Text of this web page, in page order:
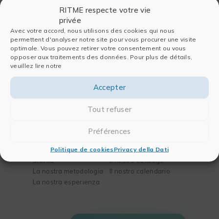
RITME respecte votre vie
privée
Avec votre accord, nous utilisons des cookies qui nous
permettent d'analyser notre site pour vous procurer une visite
optimale. Vous pouvez retirer votre consentement ou vous
opposer aux traitements des données. Pour plus de détails,
veuillez lire notre
Accepter
Tout refuser
Préférences
Politique de cookies Privacy della Dati
Società
Chi siamo
La nostra storia
Il nostro team
Partners
Contatti
Per l’analisi dei dati
Per la pubblicazione
biologia
Per l’ingegneria
I vostri settori di
attività
La nostra metodologia
La nostra esperienza
Il nostro metodo
Il nostro catalogo
Il nostro calendario